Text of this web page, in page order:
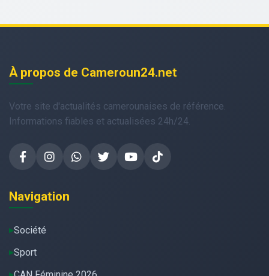
À propos de Cameroun24.net
Votre site d'actualités camerounaises de référence.
Informations fiables et actualisées 24h/24.
Navigation
Société
Sport